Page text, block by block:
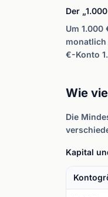
Der
Um
€-Konto
Wie
Die
Kapital